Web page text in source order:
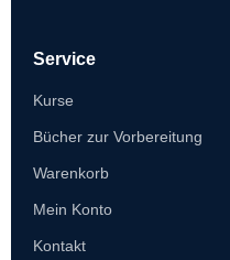
Service
Kurse
Bücher zur Vorbereitung
Warenkorb
Mein Konto
Kontakt